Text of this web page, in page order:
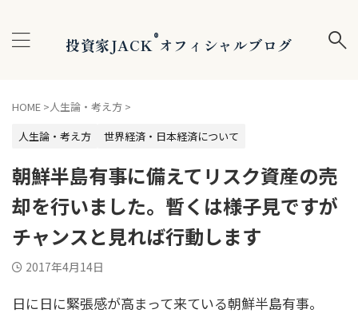
投資家JACK®オフィシャルブログ
HOME >人生論・考え方 >
人生論・考え方
世界経済・日本経済について
朝鮮半島有事に備えてリスク資産の売
却を行いました。暫くは様子見ですが
チャンスと見れば行動します
2017年4月14日
日に日に緊張感が高まって来ている朝鮮半島有事。